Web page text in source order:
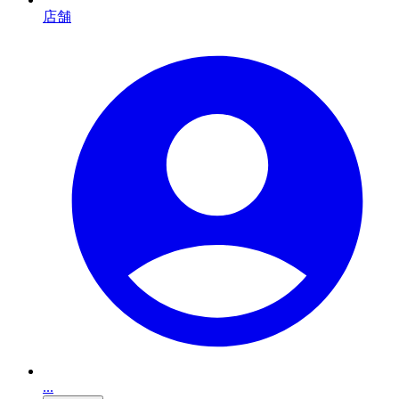
店舗
...